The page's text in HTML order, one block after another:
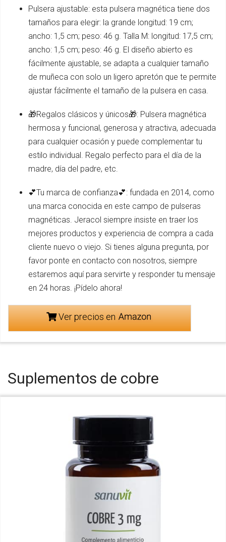
Pulsera ajustable: esta pulsera magnética tiene dos
tamaños para elegir: la grande longitud: 19 cm;
ancho: 1,5 cm; peso: 46 g. Talla M: longitud: 17,5 cm;
ancho: 1,5 cm; peso: 46 g. El diseño abierto es
fácilmente ajustable, se adapta a cualquier tamaño
de muñeca con solo un ligero apretón que te permite
ajustar fácilmente el tamaño de la pulsera en casa.
🎁Regalos clásicos y únicos🎁: Pulsera magnética
hermosa y funcional, generosa y atractiva, adecuada
para cualquier ocasión y puede complementar tu
estilo individual. Regalo perfecto para el día de la
madre, día del padre, etc.
💕Tu marca de confianza💕: fundada en 2014, como
una marca conocida en este campo de pulseras
magnéticas. Jeracol siempre insiste en traer los
mejores productos y experiencia de compra a cada
cliente nuevo o viejo. Si tienes alguna pregunta, por
favor ponte en contacto con nosotros, siempre
estaremos aquí para servirte y responder tu mensaje
en 24 horas. ¡Pídelo ahora!
Ver precios en
Suplementos de cobre